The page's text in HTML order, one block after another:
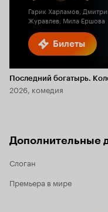
Билеты
Гарик Харламов,
Журавлев, Мила Ершова
Последний богатырь.
2026, комедия
Дополнительные
Слоган
Премьера в мире